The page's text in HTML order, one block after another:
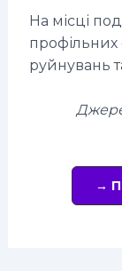
На місці
профільних
руйнувань
→